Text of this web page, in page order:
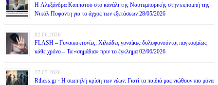
H Αλεξάνδρα Καππάτου στο κανάλι της Ναυτεμπορικής στην εκπομπή της
Νικόλ Ποφάντη για το άγχος των εξετάσεων 28/05/2026
02.06.2026
FLASH – Γυναικοκτονίες: Χιλιάδες γυναίκες δολοφονούνται παγκοσμίως
κάθε χρόνο – Τα «σημάδια» πριν το έγκλημα 02/06/2026
27.05.2026
Rthess.gr · Η σιωπηλή κρίση των νέων: Γιατί τα παιδιά μας νιώθουν πιο μόνα